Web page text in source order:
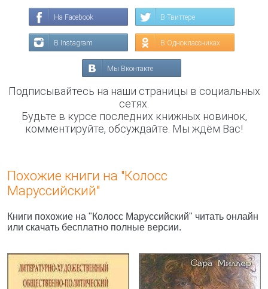
На Facebook В Твиттере
В Instagram В Одноклассниках
Мы Вконтакте
Подписывайтесь на наши страницы в социальных
сетях.
Будьте в курсе последних книжных новинок,
комментируйте, обсуждайте. Мы ждём Вас!
Похожие книги на "Колосс
Маруссийский"
Книги похожие на "Колосс Маруссийский" читать онлайн
или скачать бесплатно полные версии.